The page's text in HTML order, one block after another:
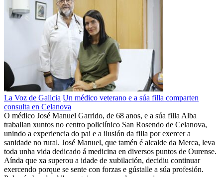
La Voz de Galicia Un médico veterano e a súa filla comparten
consulta en Celanova
O médico José Manuel Garrido, de 68 anos, e a súa filla Alba
traballan xuntos no centro policlínico San Rosendo de Celanova,
unindo a experiencia do pai e a ilusión da filla por exercer a
sanidade no rural. José Manuel, que tamén é alcalde da Merca, leva
toda unha vida dedicado á medicina en diversos puntos de Ourense.
Aínda que xa superou a idade de xubilación, decidiu continuar
exercendo porque se sente con forzas e gústalle a súa profesión.